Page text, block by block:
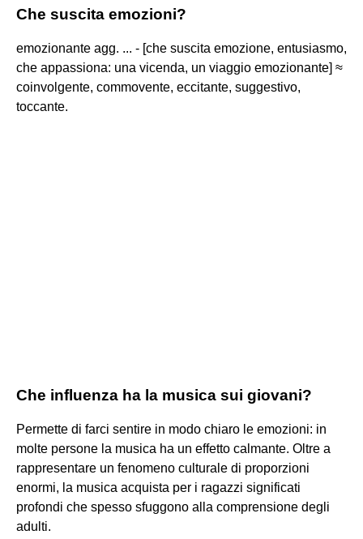
Che suscita emozioni?
emozionante agg. ... - [che suscita emozione, entusiasmo,
che appassiona: una vicenda, un viaggio emozionante] ≈
coinvolgente, commovente, eccitante, suggestivo,
toccante.
Che influenza ha la musica sui giovani?
Permette di farci sentire in modo chiaro le emozioni: in
molte persone la musica ha un effetto calmante. Oltre a
rappresentare un fenomeno culturale di proporzioni
enormi, la musica acquista per i ragazzi significati
profondi che spesso sfuggono alla comprensione degli
adulti.